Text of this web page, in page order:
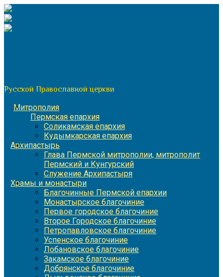
Перейти
к
содержимому
Русской Православной церкви
Митрополия
Пермская епархия
Соликамская епархия
Кудымкарская епархия
Архипастырь
Глава Пермской митрополии, митрополит
Пермский и Кунгурский
Служение Архипастыря
Храмы и монастыри
Благочинные Пермской епархии
Монастырское благочиние
Первое городское благочиние
Второе Городское благочиние
Петропавловское благочиние
Успенское благочиние
Лобановское благочиние
Закамское благочиние
Добрянское благочиние